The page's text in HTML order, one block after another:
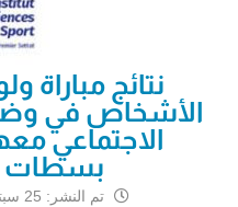
نتائج مباراة
الأشخاص في
الاجتماعي
بسطات 2025-2026
تم النشر: